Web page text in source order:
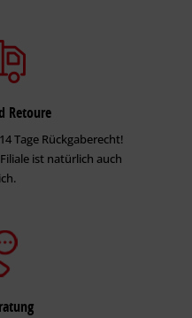
Retoure
Tage Rückgaberecht!
ist natürlich auch